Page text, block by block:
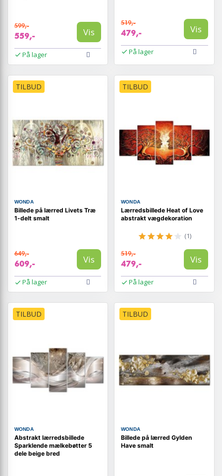
599,-
559,- Vis
På lager
519,-
479,- Vis
På lager
TILBUD
WONDA
Billede på lærred Livets Træ
1-delt smalt
649,-
609,- Vis
På lager
TILBUD
WONDA
Lærredsbillede Heat of Love
abstrakt vægdekoration
(1)
519,-
479,- Vis
På lager
TILBUD
WONDA
Abstrakt lærredsbillede
Sparklende mælkebøtter 5
dele beige bred
TILBUD
WONDA
Billede på lærred Gylden
Have smalt